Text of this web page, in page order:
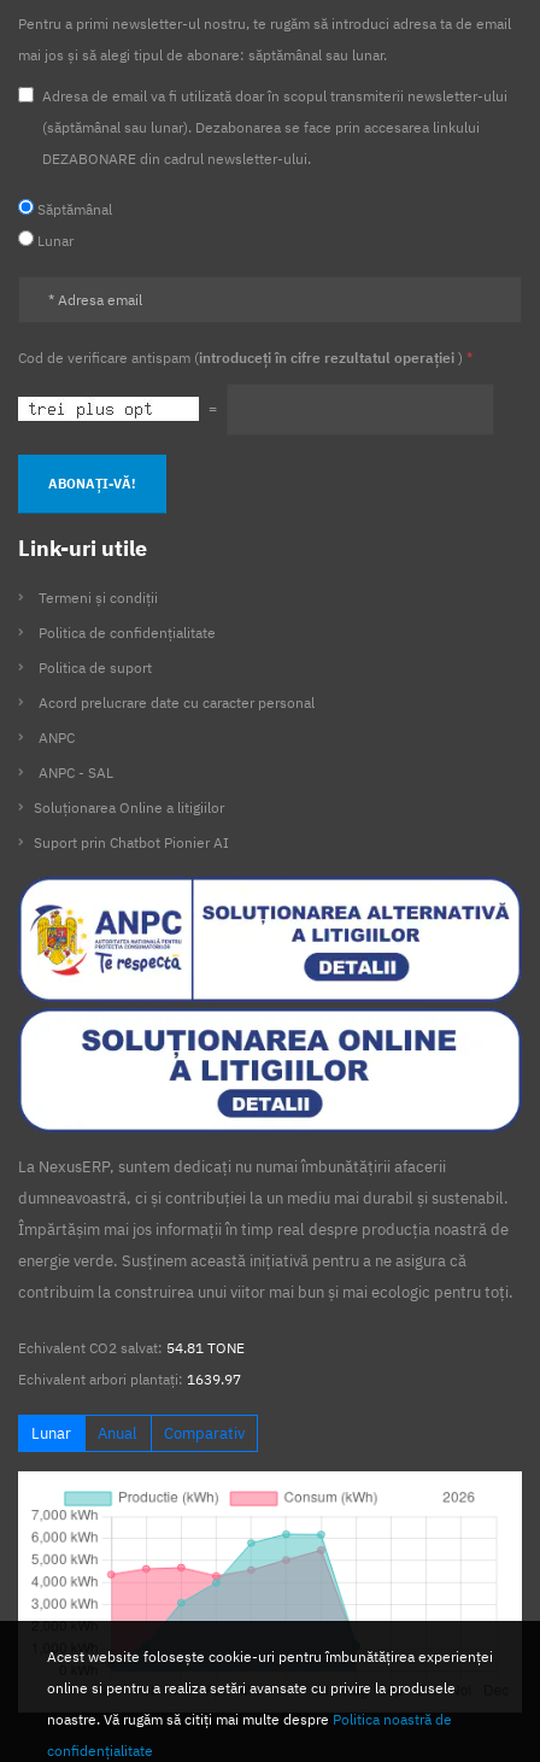
Acest website folosește cookie-uri pentru îmbunătățirea experienței
online si pentru a realiza setări avansate cu privire la produsele
noastre. Vă rugăm să citiți mai multe despre Politica noastră de
confidențialitate
Pentru a primi newsletter-ul nostru, te rugăm să introduci adresa ta de email
mai jos și să alegi tipul de abonare: săptămânal sau lunar.
Adresa de email va fi utilizată doar în scopul transmiterii newsletter-ului
(săptămânal sau lunar). Dezabonarea se face prin accesarea linkului
DEZABONARE din cadrul newsletter-ului.
Săptămânal
Lunar
Cod de verificare antispam (introduceți în cifre rezultatul operației ) *
=
ABONAȚI-VĂ!
Link-uri utile
Termeni și condiții
Politica de confidențialitate
Politica de suport
Acord prelucrare date cu caracter personal
ANPC
ANPC - SAL
Soluționarea Online a litigiilor
Suport prin Chatbot Pionier AI
La NexusERP, suntem dedicați nu numai îmbunătățirii afacerii
dumneavoastră, ci și contribuției la un mediu mai durabil și sustenabil.
Împărtășim mai jos informații în timp real despre producția noastră de
energie verde. Susținem această inițiativă pentru a ne asigura că
contribuim la construirea unui viitor mai bun și mai ecologic pentru toți.
Echivalent CO2 salvat: 54.81 TONE
Echivalent arbori plantați: 1639.97
Lunar Anual Comparativ